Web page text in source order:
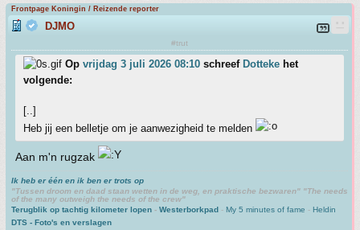
Frontpage Koningin / Reizende reporter
DJMO
#trut
Op vrijdag 3 juli 2026 08:10 schreef Dotteke het
volgende:
[..]
Heb jij een belletje om je aanwezigheid te melden
Aan m'n rugzak
Ik heb er één en ik ben er trots op
"Tussen droom en daad staan wetten in de weg, en praktische bezwaren" "The needs
of the many outweigh the needs of the crew"
Terugblik op tachtig kilometer lopen - Westerborkpad - My 5 minutes of fame - Heldin
DTS - Foto's en verslagen